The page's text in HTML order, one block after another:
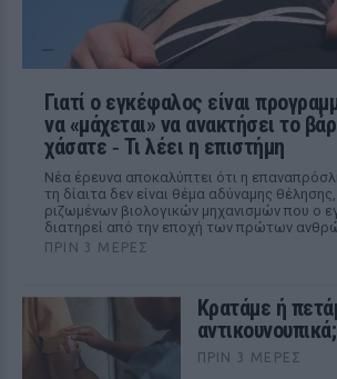
Γιατί ο εγκέφαλος είναι
να «μάχεται» να ανακτήσει το
χάσατε ‑ Τι λέει η επιστήμη
Νέα έρευνα αποκαλύπτει ότι η
τη δίαιτα δεν είναι θέμα αδύναμης
ριζωμένων βιολογικών μηχανισμών που ο
διατηρεί από την εποχή των πρώτων
ΠΡΙΝ 3 ΜΈΡΕΣ
Κρατάμε ή
αντικουνουπικά;
ΠΡΙΝ 3 ΜΈΡΕΣ